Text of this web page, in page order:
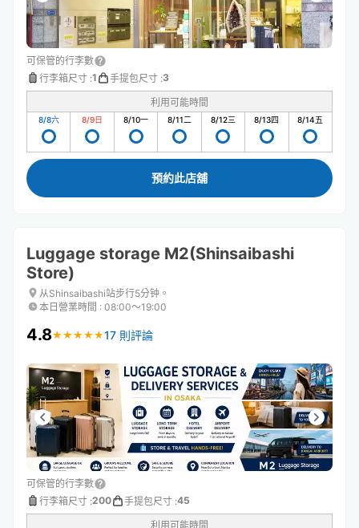
可保管的行李數
行李箱尺寸 :1 手提包尺寸 :3
利用可能時間
8/8六 8/9日 8/10一 8/11二 8/12三 8/13四 8/14五
預約此店舖
Luggage storage M2(Shinsaibashi
Store)
从Shinsaibashi站步行5分钟。
本日營業時間 : 08:00〜19:00
4.8★ ★ ★ ★ ★
★ ★ ★ ★ ★ 17 則評論
可保管的行李數
行李箱尺寸 :200 手提包尺寸 :45
利用可能時間